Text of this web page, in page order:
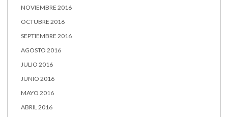
NOVIEMBRE 2016
OCTUBRE 2016
SEPTIEMBRE 2016
AGOSTO 2016
JULIO 2016
JUNIO 2016
MAYO 2016
ABRIL 2016